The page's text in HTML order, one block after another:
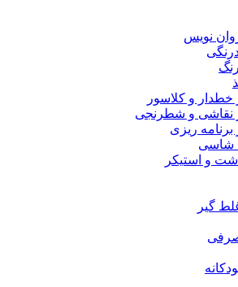
نویس
خطدار و کلاسور
نقاشی و شطرنجی
برنامه ریزی
شاسی
و استیکر
گیر